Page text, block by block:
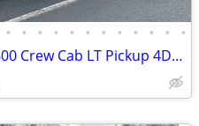
• • • • • • • • • • • •
2018 Chevrolet Silverado 1500 Crew Cab LT Pickup 4D 5 3/4 ft